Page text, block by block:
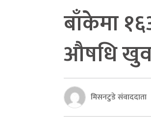
बाँकेमा
औषधि
मिसनटुडे संवाददाता